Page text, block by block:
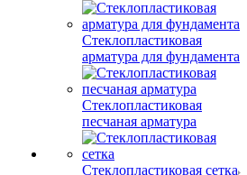
Стеклопластиковая
арматура для фундамента
Стеклопластиковая
песчаная арматура
Стеклопластиковая сетка